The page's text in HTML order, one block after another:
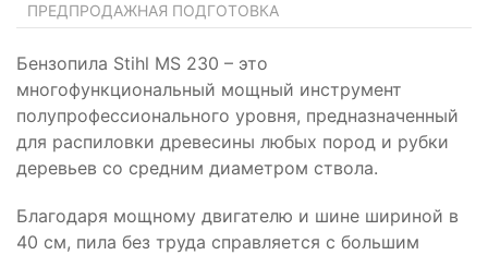
ПРЕДПРОДАЖНАЯ ПОДГОТОВКА
Бензопила Stihl MS 230 – это
многофункциональный мощный инструмент
полупрофессионального уровня, предназначенный
для распиловки древесины любых пород и рубки
деревьев со средним диаметром ствола.
Благодаря мощному двигателю и шине шириной в
40 см, пила без труда справляется с большим